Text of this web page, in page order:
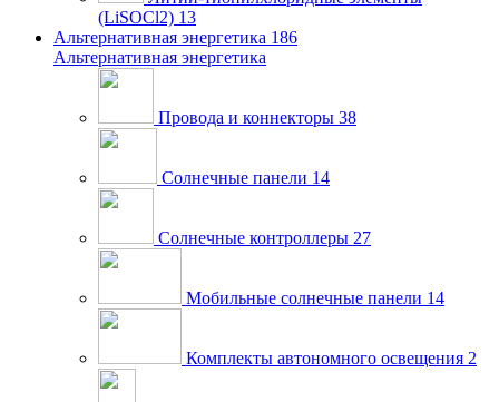
(LiSOCl2) 13
Альтернативная энергетика 186
Альтернативная энергетика
Провода и коннекторы 38
Солнечные панели 14
Солнечные контроллеры 27
Мобильные солнечные панели 14
Комплекты автономного освещения 2